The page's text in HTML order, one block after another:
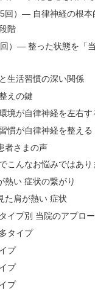
回）— 自律神経の根本
階
）— 整った状態を「
生活習慣の深い関係
えの鍵
境が自律神経を左右す
慣が自律神経を整える
者さまの声
こんなお悩みではあり
熱い 症状の繋がり
た肩が熱い 症状
イプ別 当院のアプロ
タイプ
プ
プ
プ